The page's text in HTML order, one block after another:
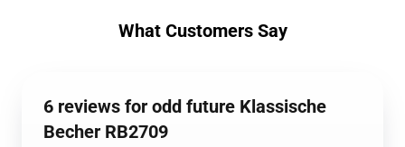
What Customers Say
6 reviews for odd future Klassische
Becher RB2709